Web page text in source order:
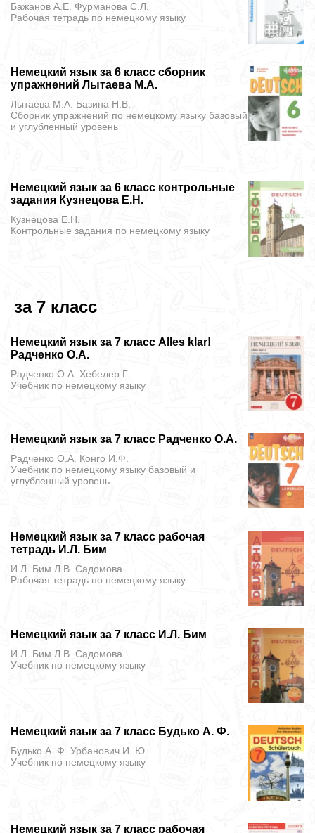
Бажанов А.Е. Фурманова С.Л.
Рабочая тетрадь по немецкому языку
Немецкий язык за 6 класс сборник
упражнений Лытаева М.А.
Лытаева М.А. Базина Н.В.
Сборник упражнений по немецкому языку базовый
и углубленный уровень
Немецкий язык за 6 класс контрольные
задания Кузнецова Е.Н.
Кузнецова Е.Н.
Контрольные задания по немецкому языку
за 7 класс
Немецкий язык за 7 класс Alles klar!
Радченко О.А.
Радченко О.А. Хебелер Г.
Учебник по немецкому языку
Немецкий язык за 7 класс Радченко О.А.
Радченко О.А. Конго И.Ф.
Учебник по немецкому языку базовый и
углубленный уровень
Немецкий язык за 7 класс рабочая
тетрадь И.Л. Бим
И.Л. Бим Л.В. Садомова
Рабочая тетрадь по немецкому языку
Немецкий язык за 7 класс И.Л. Бим
И.Л. Бим Л.В. Садомова
Учебник по немецкому языку
Немецкий язык за 7 класс Будько А. Ф.
Будько А. Ф. Урбанович И. Ю.
Учебник по немецкому языку
Немецкий язык за 7 класс рабочая